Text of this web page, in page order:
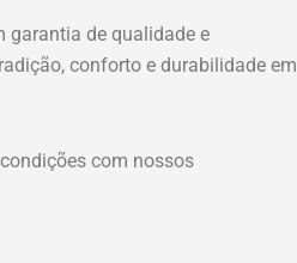
garantia de qualidade e
conforto e durabilidade em
com nossos